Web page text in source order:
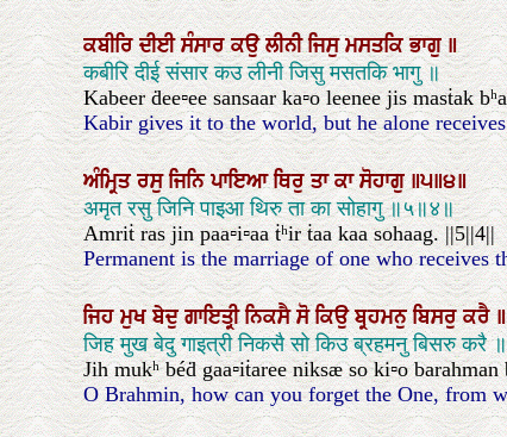
ਕਬੀਰਿਦੀਈਸੰਸਾਰਕਉਲੀਨੀਜਿਸੁਮਸਤਕਿਭਾਗੁ॥
कबीरि दीई संसार कउ लीनी जिसु मसतकि भागु ॥
Kabeer ḋee▫ee sansaar ka▫o leenee jis masṫak
Kabir gives it to the world, but he alone
ਅੰਮ੍ਰਿਤਰਸੁਜਿਨਿਪਾਇਆਥਿਰੁਤਾਕਾਸੋਹਾਗੁ॥੫॥੪॥
अमृत रसु जिनि पाइआ थिरु ता का सोहागु ॥५॥४॥
Amriṫ ras jin paa▫i▫aa ṫʰir ṫaa kaa sohaag. ||5||4||
Permanent is the marriage of one who receives
ਜਿਹਮੁਖਬੇਦੁਗਾਇਤ੍ਰੀਨਿਕਸੈਸੋਕਿਉਬ੍ਰਹਮਨੁਬਿਸਰੁਕਰੈ॥
जिह मुख बेदु गाइत्री निकसै सो किउ ब्रहमनु बिसरु करै ॥
Jih mukʰ béḋ gaa▫iṫaree niksæ so ki▫o
O Brahmin, how can you forget the One, from